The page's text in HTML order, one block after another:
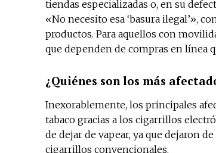
tiendas especializadas o, en su
«No necesito esa ‘basura ilegal’»,
productos. Para aquellos con
que dependen de compras en línea
¿Quiénes son los más
Inexorablemente, los principales
tabaco gracias a los cigarrillos
de dejar de vapear, ya que dejaron
cigarrillos convencionales.